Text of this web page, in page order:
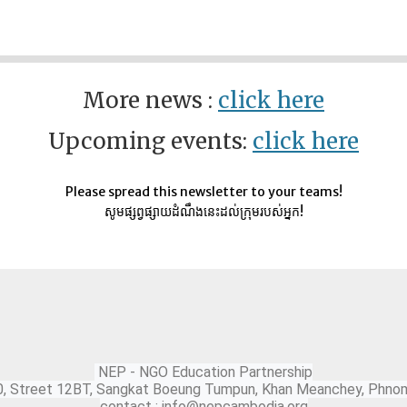
More news : click here
Upcoming events: click here
Please spread this newsletter to your teams!
សូមផ្សព្វផ្សាយដំណឹងនេះដល់ក្រុមរបស់អ្នក!
NEP - NGO Education Partnership
Street 12BT, Sangkat Boeung Tumpun, Khan Meanchey,